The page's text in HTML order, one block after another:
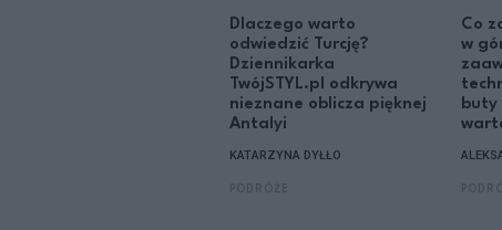
Dlaczego warto
odwiedzić Turcję?
Dziennikarka
TwójSTYL.pl odkrywa
nieznane oblicza pięknej
Antalyi
KATARZYNA DYŁŁO
Co
w
buty